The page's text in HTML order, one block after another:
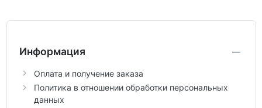
Информация
Оплата и получение заказа
Политика в отношении обработки персональных
данных